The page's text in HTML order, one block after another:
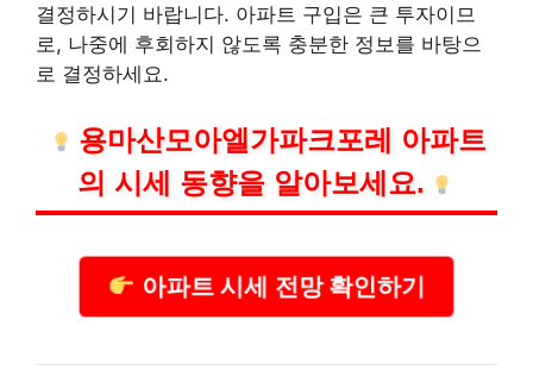
결정하시기 바랍니다. 아파트 구입은 큰 투자이므
로, 나중에 후회하지 않도록 충분한 정보를 바탕으
로 결정하세요.
용마산모아엘가파크포레 아파트
의 시세 동향을 알아보세요.
아파트 시세 전망 확인하기